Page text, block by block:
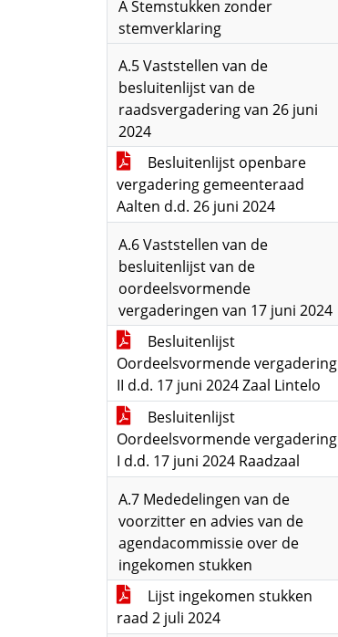
A Stemstukken zonder
stemverklaring
A.5 Vaststellen van de
besluitenlijst van de
raadsvergadering van 26 juni
2024
Besluitenlijst openbare
vergadering gemeenteraad
Aalten d.d. 26 juni 2024
A.6 Vaststellen van de
besluitenlijst van de
oordeelsvormende
vergaderingen van 17 juni 2024
Besluitenlijst
Oordeelsvormende vergadering
II d.d. 17 juni 2024 Zaal Lintelo
Besluitenlijst
Oordeelsvormende vergadering
I d.d. 17 juni 2024 Raadzaal
A.7 Mededelingen van de
voorzitter en advies van de
agendacommissie over de
ingekomen stukken
Lijst ingekomen stukken
raad 2 juli 2024